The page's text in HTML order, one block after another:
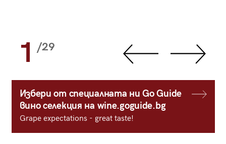
1 /29
Избери от специалната ни Go Guide
вино селекция на wine.goguide.bg
Grape expectations - great taste!